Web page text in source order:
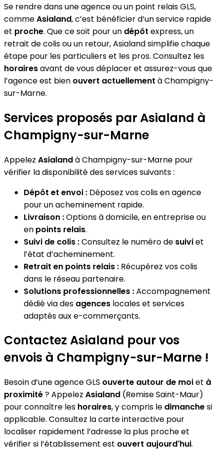
Se rendre dans une agence ou un point relais GLS,
commeAsialand, c’est bénéficier d’un service rapide
et proche. Que ce soit pour un dépôt express, un
retrait de colis ou un retour, Asialand simplifie chaque
étape pour les particuliers et les pros. Consultez les
horairesavant de vous déplacer et assurez-vous que
l’agence est bien ouvert actuellement à Champigny-
sur-Marne.
Services proposés par Asialand à
Champigny-sur-Marne
Appelez Asialandà Champigny-sur-Marne pour
vérifier la disponibilité des services suivants :
Dépôt et envoi : Déposez vos colis en agence
pour un acheminement rapide.
Livraison :Options à domicile, en entreprise ou
en points relais.
Suivi de colis :Consultez le numéro de suiviet
l’état d’acheminement.
Retrait en points relais : Récupérez vos colis
dans le réseau partenaire.
Solutions professionnelles :Accompagnement
dédié via des agences locales et services
adaptés aux e-commerçants.
Contactez Asialand pour vos
envois à Champigny-sur-Marne !
Besoin d’une agence GLS ouverte autour de moiet à
proximité? Appelez Asialand (Remise Saint-Maur)
pour connaître les horaires, y compris le dimanchesi
applicable. Consultez la carte interactive pour
localiser rapidement l’adresse la plus proche et
vérifier si l’établissement est ouvert aujourd'hui.